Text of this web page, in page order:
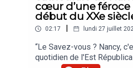
cœur d’une féroce
début du XXe
02:17 lundi 27 juillet
“Le Savez-vous ? Nancy,
quotidien de l'Est